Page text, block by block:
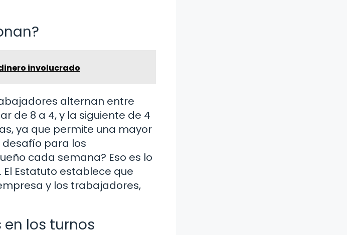
involucrado
alternan entre
de 8 a 4, y la siguiente de 4
ya que permite una mayor
para los
cada semana? Eso es lo
Estatuto establece que
y los trabajadores,
los turnos